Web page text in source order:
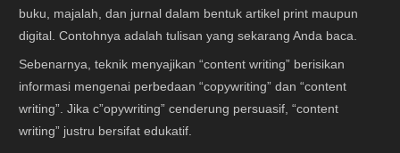
buku, majalah, dan jurnal dalam bentuk artikel print maupun
digital. Contohnya adalah tulisan yang sekarang Anda baca.
Sebenarnya, teknik menyajikan “content writing” berisikan
informasi mengenai perbedaan “copywriting” dan “content
writing”. Jika c”opywriting” cenderung persuasif, “content
writing” justru bersifat edukatif.